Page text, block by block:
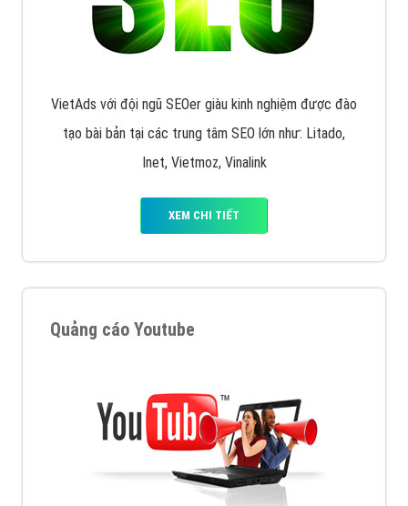
VietAds với đội ngũ SEOer giàu kinh nghiệm được đào
tạo bài bản tại các trung tâm SEO lớn như: Litado,
Inet, Vietmoz, Vinalink
XEM CHI TIẾT
Quảng cáo Youtube